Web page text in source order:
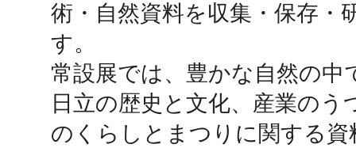
術・自然資料を収集・保存・
す。
常設展では、豊かな自然の中
日立の歴史と文化、産業のう
のくらしとまつりに関する
池袋